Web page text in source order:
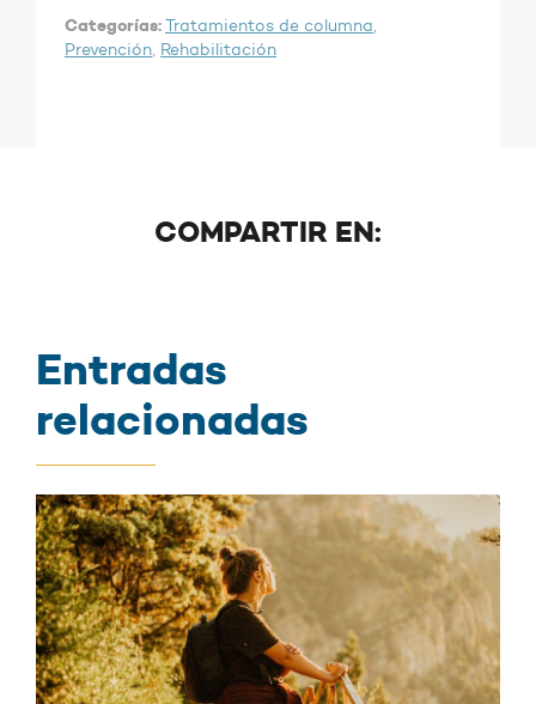
Categorías:Tratamientos de columna,
Prevención, Rehabilitación
COMPARTIR EN:
Entradas
relacionadas